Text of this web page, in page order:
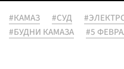
#КАМАЗ #СУД
#БУДНИ КАМАЗА
#5